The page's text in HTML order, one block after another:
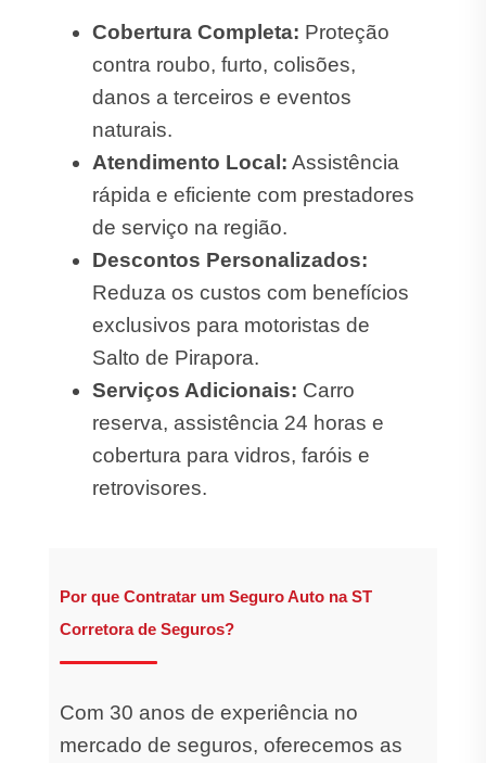
Cobertura Completa: Proteção
contra roubo, furto, colisões,
danos a terceiros e eventos
naturais.
Atendimento Local: Assistência
rápida e eficiente com prestadores
de serviço na região.
Descontos Personalizados:
Reduza os custos com benefícios
exclusivos para motoristas de
Salto de Pirapora.
Serviços Adicionais: Carro
reserva, assistência 24 horas e
cobertura para vidros, faróis e
retrovisores.
Por que Contratar um Seguro Auto na ST
Corretora de Seguros?
Com 30 anos de experiência no
mercado de seguros, oferecemos as